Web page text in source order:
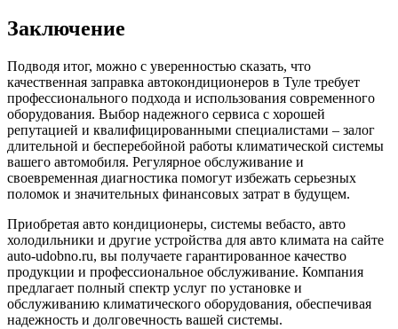
Заключение
Подводя итог, можно с уверенностью сказать, что
качественная заправка автокондиционеров в Туле требует
профессионального подхода и использования современного
оборудования. Выбор надежного сервиса с хорошей
репутацией и квалифицированными специалистами – залог
длительной и бесперебойной работы климатической системы
вашего автомобиля. Регулярное обслуживание и
своевременная диагностика помогут избежать серьезных
поломок и значительных финансовых затрат в будущем.
Приобретая авто кондиционеры, системы вебасто, авто
холодильники и другие устройства для авто климата на сайте
auto-udobno.ru, вы получаете гарантированное качество
продукции и профессиональное обслуживание. Компания
предлагает полный спектр услуг по установке и
обслуживанию климатического оборудования, обеспечивая
надежность и долговечность вашей системы.